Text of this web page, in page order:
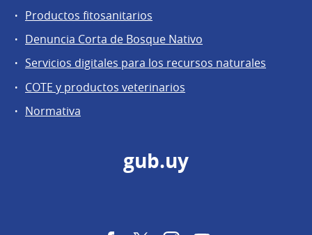
Productos fitosanitarios
Denuncia Corta de Bosque Nativo
Servicios digitales para los recursos naturales
COTE y productos veterinarios
Normativa
gub.uy